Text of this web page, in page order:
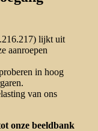
lijkt uit
aanroepen
in hoog
van ons
onze beeldbank